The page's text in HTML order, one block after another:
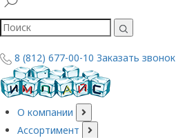
8 (812) 677-00-10 Заказать звонок
О компании
Ассортимент